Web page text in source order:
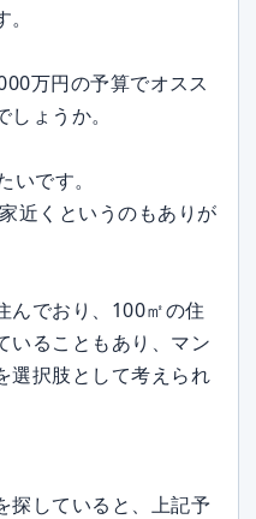
万円の予算でオスス
ょうか。
です。
近くというのもありが
んでおり、100㎡の住
いることもあり、マン
選択肢として考えられ
探していると、上記予